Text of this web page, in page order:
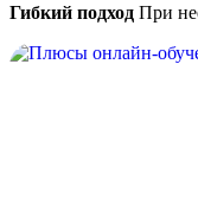
Гибкий подход При